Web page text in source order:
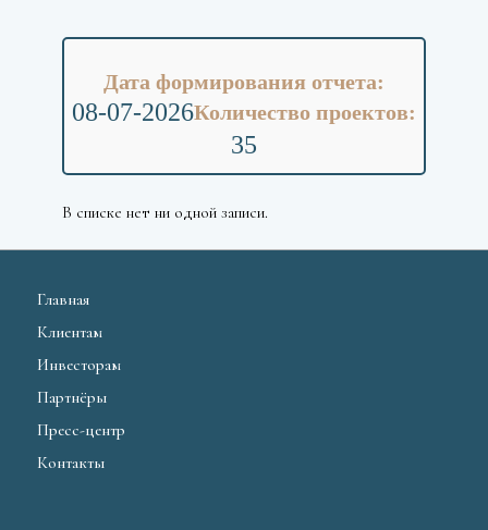
Дата формирования отчета:
08-07-2026Количество проектов:
35
В списке нет ни одной записи.
Главная
Клиентам
Инвесторам
Партнёры
Пресс-центр
Контакты